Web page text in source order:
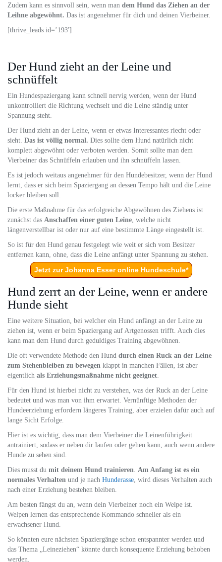
Zudem kann es sinnvoll sein, wenn man dem Hund das Ziehen an der
Leihne abgewöhnt. Das ist angenehmer für dich und deinen Vierbeiner.
[thrive_leads id=’193′]
Der Hund zieht an der Leine und
schnüffelt
Ein Hundespaziergang kann schnell nervig werden, wenn der Hund
unkontrolliert die Richtung wechselt und die Leine ständig unter
Spannung steht.
Der Hund zieht an der Leine, wenn er etwas Interessantes riecht oder
sieht. Das ist völlig normal. Dies sollte dem Hund natürlich nicht
komplett abgewöhnt oder verboten werden. Somit sollte man dem
Vierbeiner das Schnüffeln erlauben und ihn schnüffeln lassen.
Es ist jedoch weitaus angenehmer für den Hundebesitzer, wenn der Hund
lernt, dass er sich beim Spaziergang an dessen Tempo hält und die Leine
locker bleiben soll.
Die erste Maßnahme für das erfolgreiche Abgewöhnen des Ziehens ist
zunächst das Anschaffen einer guten Leine, welche nicht
längenverstellbar ist oder nur auf eine bestimmte Länge eingestellt ist.
So ist für den Hund genau festgelegt wie weit er sich vom Besitzer
entfernen kann, ohne, dass die Leine anfängt unter Spannung zu stehen.
Jetzt zur Johanna Esser online Hundeschule*
Hund zerrt an der Leine, wenn er andere
Hunde sieht
Eine weitere Situation, bei welcher ein Hund anfängt an der Leine zu
ziehen ist, wenn er beim Spaziergang auf Artgenossen trifft. Auch dies
kann man dem Hund durch geduldiges Training abgewöhnen.
Die oft verwendete Methode den Hund durch einen Ruck an der Leine
zum Stehenbleiben zu bewegen klappt in manchen Fällen, ist aber
eigentlich als Erziehungsmaßnahme nicht geeignet.
Für den Hund ist hierbei nicht zu verstehen, was der Ruck an der Leine
bedeutet und was man von ihm erwartet. Vernünftige Methoden der
Hundeerziehung erfordern längeres Training, aber erzielen dafür auch auf
lange Sicht Erfolge.
Hier ist es wichtig, dass man dem Vierbeiner die Leinenführigkeit
antrainiert, sodass er neben dir laufen oder gehen kann, auch wenn andere
Hunde zu sehen sind.
Dies musst du mit deinem Hund trainieren. Am Anfang ist es ein
normales Verhalten und je nach Hunderasse, wird dieses Verhalten auch
nach einer Erziehung bestehen bleiben.
Am besten fängst du an, wenn dein Vierbeiner noch ein Welpe ist.
Welpen lernen das entsprechende Kommando schneller als ein
erwachsener Hund.
So könnten eure nächsten Spaziergänge schon entspannter werden und
das Thema „Leineziehen“ könnte durch konsequente Erziehung behoben
werden.